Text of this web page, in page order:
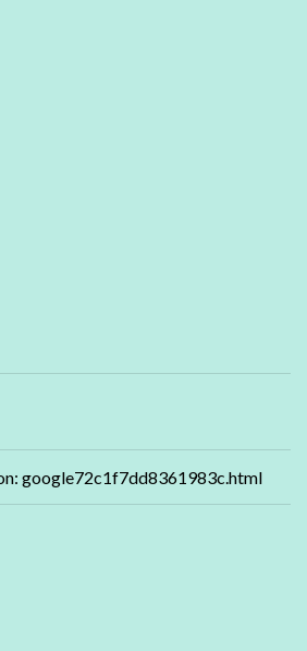
google72c1f7dd8361983c.html